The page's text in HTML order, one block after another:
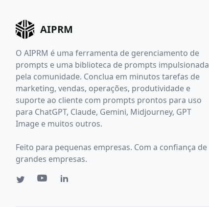
AIPRM
O AIPRM é uma ferramenta de gerenciamento de
prompts e uma biblioteca de prompts impulsionada
pela comunidade. Conclua em minutos tarefas de
marketing, vendas, operações, produtividade e
suporte ao cliente com prompts prontos para uso
para ChatGPT, Claude, Gemini, Midjourney, GPT
Image e muitos outros.
Feito para pequenas empresas. Com a confiança de
grandes empresas.